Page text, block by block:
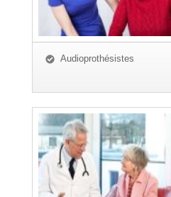
Audioprothésistes